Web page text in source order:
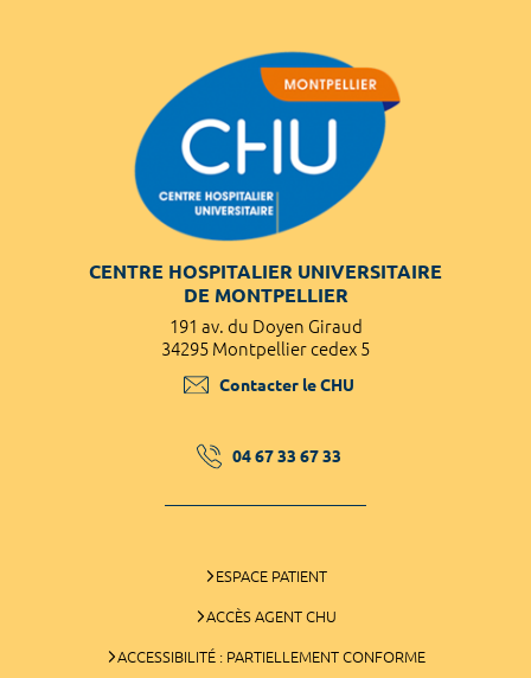
CENTRE HOSPITALIER UNIVERSITAIRE
DE MONTPELLIER
191 av. du Doyen Giraud
34295 Montpellier cedex 5
Contacter le CHU
04 67 33 67 33
ESPACE PATIENT
ACCÈS AGENT CHU
ACCESSIBILITÉ : PARTIELLEMENT CONFORME